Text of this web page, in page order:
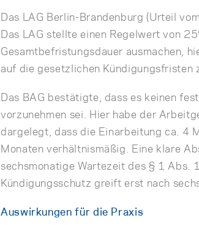
Das LAG Berlin-Brandenburg (Urteil
Das LAG stellte einen Regelwert von
Gesamtbefristungsdauer ausmachen,
auf die gesetzlichen Kündigungsfristen
Das BAG bestätigte, dass es keinen
vorzunehmen sei. Hier habe der
dargelegt, dass die Einarbeitung ca. 4
Monaten verhältnismäßig. Eine klare
sechsmonatige Wartezeit des § 1 Abs.
Kündigungsschutz greift erst nach
Auswirkungen für die Praxis